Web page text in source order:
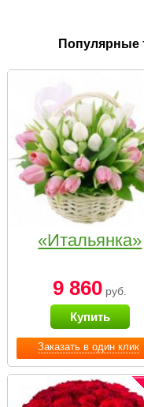
Заказать в один клик
«Итальянка»
9 860 руб.
Купить